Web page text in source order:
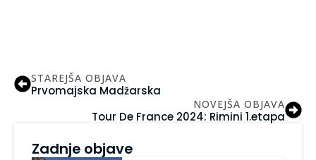
STAREJŠA OBJAVA
Prvomajska Madžarska
NOVEJŠA OBJAVA
Tour De France 2024: Rimini 1.etapa
Zadnje objave